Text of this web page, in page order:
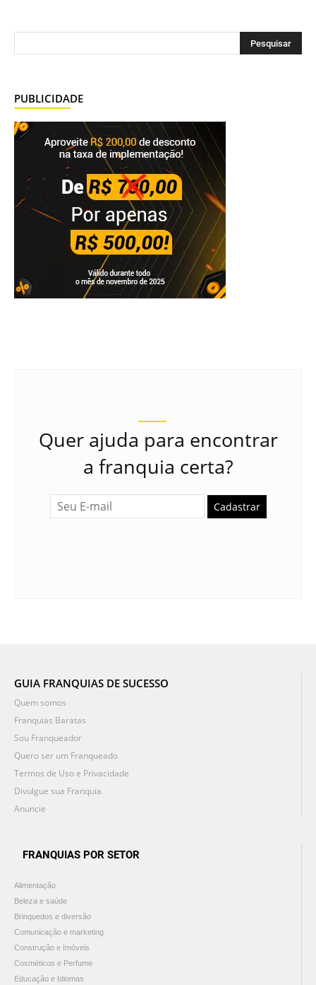
PUBLICIDADE
Quer ajuda para encontrar
a franquia certa?
Cadastrar
GUIA FRANQUIAS DE SUCESSO
Quem somos
Franquias Baratas
Sou Franqueador
Quero ser um Franqueado
Termos de Uso e Privacidade
Divulgue sua Franquia
Anuncie
FRANQUIAS POR SETOR
Alimentação
Beleza e saúde
Brinquedos e diversão
Comunicação e marketing
Construção e Imóveis
Cosméticos e Perfume
Educação e Idiomas